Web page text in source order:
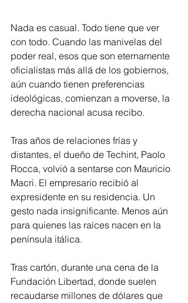
Nada es casual. Todo tiene que ver
con todo. Cuando las manivelas del
poder real, esos que son eternamente
oficialistas más allá de los gobiernos,
aún cuando tienen preferencias
ideológicas, comienzan a moverse, la
derecha nacional acusa recibo.
Tras años de relaciones frías y
distantes, el dueño de Techint, Paolo
Rocca, volvió a sentarse con Mauricio
Macri. El empresario recibió al
expresidente en su residencia. Un
gesto nada insignificante. Menos aún
para quienes las raíces nacen en la
península itálica.
Tras cartón, durante una cena de la
Fundación Libertad, donde suelen
recaudarse millones de dólares que